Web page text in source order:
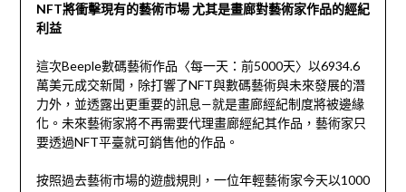
NFT將衝擊現有的藝術市場 尤其是畫廊對藝術家作品的經紀
利益
這次Beeple數碼藝術作品〈每一天：前5000天〉以6934.6
萬美元成交新聞，除打響了NFT與數碼藝術與未來發展的潛
力外，並透露出更重要的訊息—就是畫廊經紀制度將被邊緣
化。未來藝術家將不再需要代理畫廊經紀其作品，藝術家只
要透過NFT平臺就可銷售他的作品。
按照過去藝術市場的遊戲規則，一位年輕藝術家今天以1000